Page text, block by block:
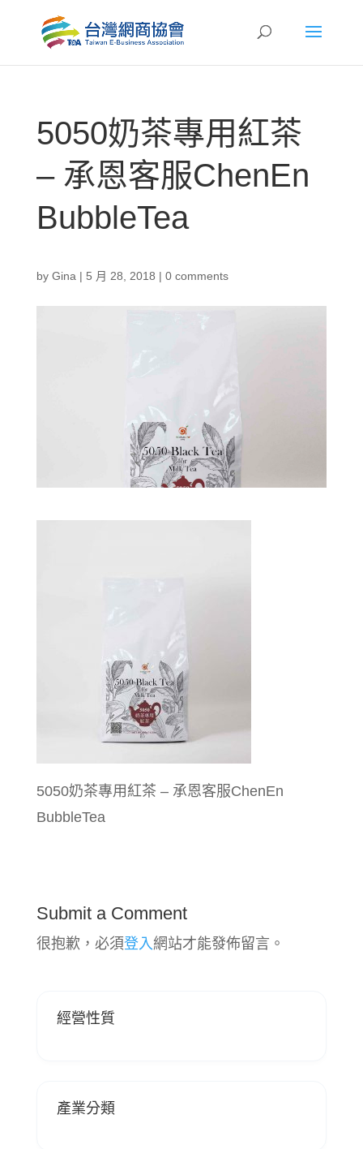
5050奶茶專用紅茶
– 承恩客服ChenEn
BubbleTea
by Gina | 5 月 28, 2018 | 0 comments
5050奶茶專用紅茶 – 承恩客服ChenEn
BubbleTea
Submit a Comment
很抱歉，必須登入 網站才能發佈留言。
經營性質
產業分類